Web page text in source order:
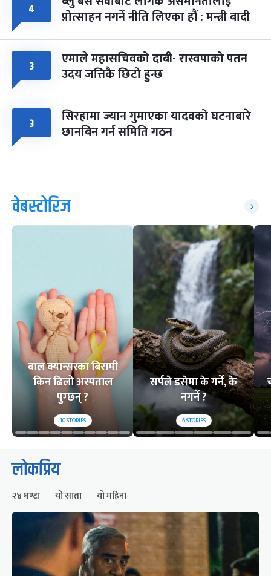
४ प्रोत्साहन नगर्ने नीति लिएका हौं : मन्त्री बादी
३ एमाले महासचिवको दाबी- रास्वपाको पतन
उदय जत्तिकै छिटो हुन्छ
३ सिरहामा ज्यान गुमाएका यादवको घटनाबारे
छानबिन गर्न समिति गठन
वेबस्टोरिज
बाल क्यान्सरका बिरामी
किन ढिलो अस्पताल
पुग्छन् ?
10STORIES
सर्पले डसेमा के गर्ने, के
नगर्ने ?
6STORIES
लोकप्रिय
२४ घण्टा यो साता यो महिना